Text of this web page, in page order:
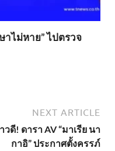
าไม่หาย” ไปตรวจ
NEXT ARTICLE
วดี! ดารา AV “มาเรีย นา
กาอิ” ประกาศตั้งครรภ์